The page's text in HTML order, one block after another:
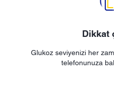
Dikkat
Glukoz seviyenizi her
telefonunuza